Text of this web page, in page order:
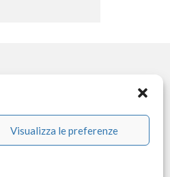
Visualizza le preferenze